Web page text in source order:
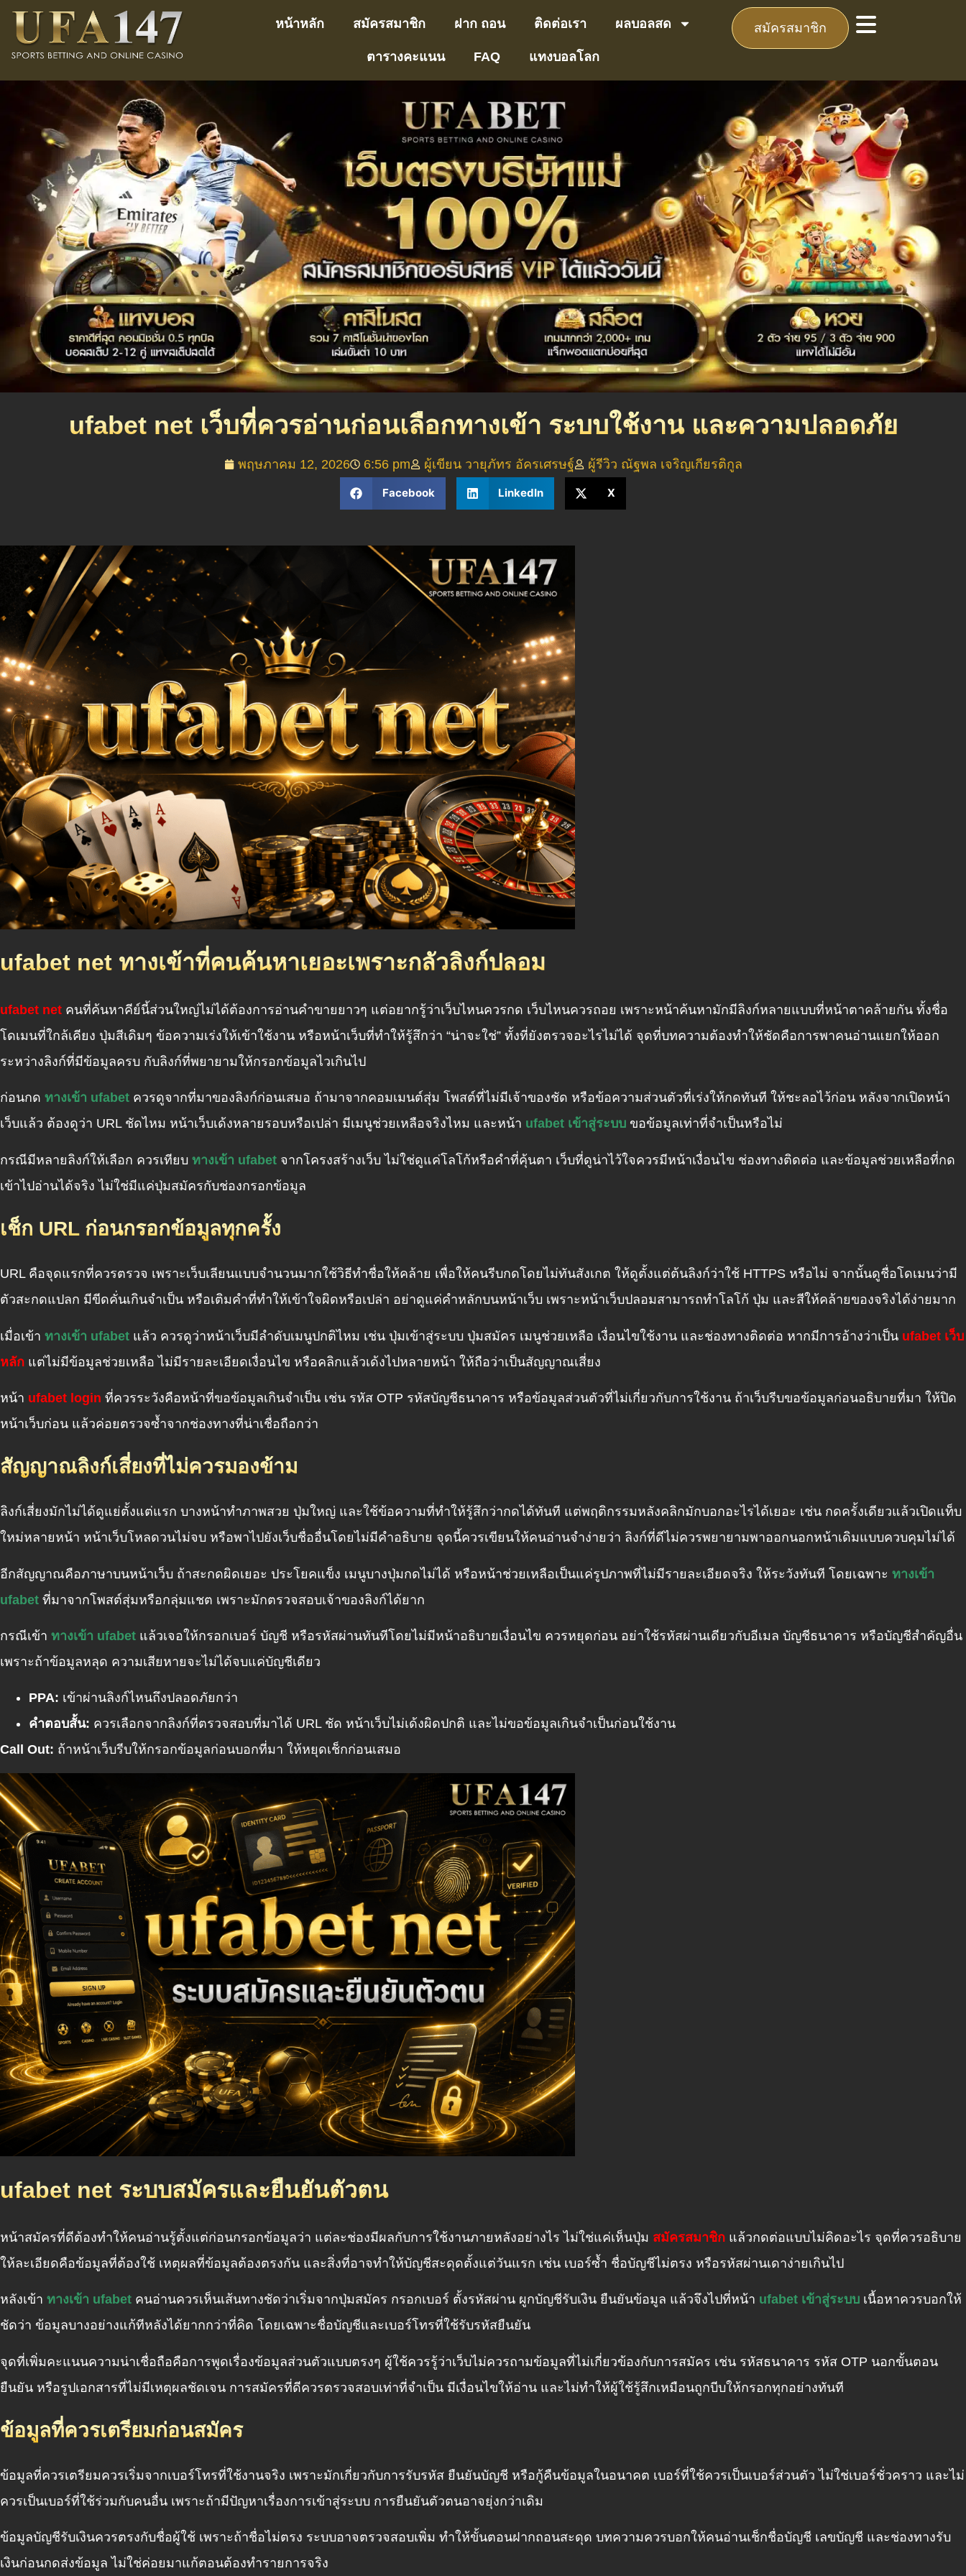
หน้าหลัก สมัครสมาชิก ฝาก ถอน ติดต่อเรา ผลบอลสด
ตารางคะแนน FAQ แทงบอลโลก
สมัครสมาชิก
ufabet net เว็บที่ควรอ่านก่อนเลือกทางเข้า ระบบใช้งาน และความปลอดภัย
พฤษภาคม 12, 2026 6:56 pm ผู้เขียน วายุภัทร อัครเศรษฐ์ ผู้รีวิว ณัฐพล เจริญเกียรติกูล
Facebook LinkedIn X
ufabet net ทางเข้าที่คนค้นหาเยอะเพราะกลัวลิงก์ปลอม
ufabet net คนที่ค้นหาคีย์นี้ส่วนใหญ่ไม่ได้ต้องการอ่านคำขายยาวๆ แต่อยากรู้ว่าเว็บไหนควรกด เว็บไหนควรถอย เพราะหน้าค้นหามักมีลิงก์หลายแบบที่หน้าตาคล้ายกัน ทั้งชื่อ
โดเมนที่ใกล้เคียง ปุ่มสีเดิมๆ ข้อความเร่งให้เข้าใช้งาน หรือหน้าเว็บที่ทำให้รู้สึกว่า “น่าจะใช่” ทั้งที่ยังตรวจอะไรไม่ได้ จุดที่บทความต้องทำให้ชัดคือการพาคนอ่านแยกให้ออก
ระหว่างลิงก์ที่มีข้อมูลครบ กับลิงก์ที่พยายามให้กรอกข้อมูลไวเกินไป
ก่อนกด ทางเข้า ufabet ควรดูจากที่มาของลิงก์ก่อนเสมอ ถ้ามาจากคอมเมนต์สุ่ม โพสต์ที่ไม่มีเจ้าของชัด หรือข้อความส่วนตัวที่เร่งให้กดทันที ให้ชะลอไว้ก่อน หลังจากเปิดหน้า
เว็บแล้ว ต้องดูว่า URL ชัดไหม หน้าเว็บเด้งหลายรอบหรือเปล่า มีเมนูช่วยเหลือจริงไหม และหน้า ufabet เข้าสู่ระบบ ขอข้อมูลเท่าที่จำเป็นหรือไม่
กรณีมีหลายลิงก์ให้เลือก ควรเทียบ ทางเข้า ufabet จากโครงสร้างเว็บ ไม่ใช่ดูแค่โลโก้หรือคำที่คุ้นตา เว็บที่ดูน่าไว้ใจควรมีหน้าเงื่อนไข ช่องทางติดต่อ และข้อมูลช่วยเหลือที่กด
เข้าไปอ่านได้จริง ไม่ใช่มีแค่ปุ่มสมัครกับช่องกรอกข้อมูล
เช็ก URL ก่อนกรอกข้อมูลทุกครั้ง
URL คือจุดแรกที่ควรตรวจ เพราะเว็บเลียนแบบจำนวนมากใช้วิธีทำชื่อให้คล้าย เพื่อให้คนรีบกดโดยไม่ทันสังเกต ให้ดูตั้งแต่ต้นลิงก์ว่าใช้ HTTPS หรือไม่ จากนั้นดูชื่อโดเมนว่ามี
ตัวสะกดแปลก มีขีดคั่นเกินจำเป็น หรือเติมคำที่ทำให้เข้าใจผิดหรือเปล่า อย่าดูแค่คำหลักบนหน้าเว็บ เพราะหน้าเว็บปลอมสามารถทำโลโก้ ปุ่ม และสีให้คล้ายของจริงได้ง่ายมาก
เมื่อเข้า ทางเข้า ufabet แล้ว ควรดูว่าหน้าเว็บมีลำดับเมนูปกติไหม เช่น ปุ่มเข้าสู่ระบบ ปุ่มสมัคร เมนูช่วยเหลือ เงื่อนไขใช้งาน และช่องทางติดต่อ หากมีการอ้างว่าเป็น ufabet เว็บ
หลัก แต่ไม่มีข้อมูลช่วยเหลือ ไม่มีรายละเอียดเงื่อนไข หรือคลิกแล้วเด้งไปหลายหน้า ให้ถือว่าเป็นสัญญาณเสี่ยง
หน้า ufabet login ที่ควรระวังคือหน้าที่ขอข้อมูลเกินจำเป็น เช่น รหัส OTP รหัสบัญชีธนาคาร หรือข้อมูลส่วนตัวที่ไม่เกี่ยวกับการใช้งาน ถ้าเว็บรีบขอข้อมูลก่อนอธิบายที่มา ให้ปิด
หน้าเว็บก่อน แล้วค่อยตรวจซ้ำจากช่องทางที่น่าเชื่อถือกว่า
สัญญาณลิงก์เสี่ยงที่ไม่ควรมองข้าม
ลิงก์เสี่ยงมักไม่ได้ดูแย่ตั้งแต่แรก บางหน้าทำภาพสวย ปุ่มใหญ่ และใช้ข้อความที่ทำให้รู้สึกว่ากดได้ทันที แต่พฤติกรรมหลังคลิกมักบอกอะไรได้เยอะ เช่น กดครั้งเดียวแล้วเปิดแท็บ
ใหม่หลายหน้า หน้าเว็บโหลดวนไม่จบ หรือพาไปยังเว็บชื่ออื่นโดยไม่มีคำอธิบาย จุดนี้ควรเขียนให้คนอ่านจำง่ายว่า ลิงก์ที่ดีไม่ควรพยายามพาออกนอกหน้าเดิมแบบควบคุมไม่ได้
อีกสัญญาณคือภาษาบนหน้าเว็บ ถ้าสะกดผิดเยอะ ประโยคแข็ง เมนูบางปุ่มกดไม่ได้ หรือหน้าช่วยเหลือเป็นแค่รูปภาพที่ไม่มีรายละเอียดจริง ให้ระวังทันที โดยเฉพาะ ทางเข้า
ufabet ที่มาจากโพสต์สุ่มหรือกลุ่มแชต เพราะมักตรวจสอบเจ้าของลิงก์ได้ยาก
กรณีเข้า ทางเข้า ufabet แล้วเจอให้กรอกเบอร์ บัญชี หรือรหัสผ่านทันทีโดยไม่มีหน้าอธิบายเงื่อนไข ควรหยุดก่อน อย่าใช้รหัสผ่านเดียวกับอีเมล บัญชีธนาคาร หรือบัญชีสำคัญอื่น
เพราะถ้าข้อมูลหลุด ความเสียหายจะไม่ได้จบแค่บัญชีเดียว
PPA: เข้าผ่านลิงก์ไหนถึงปลอดภัยกว่า
คำตอบสั้น: ควรเลือกจากลิงก์ที่ตรวจสอบที่มาได้ URL ชัด หน้าเว็บไม่เด้งผิดปกติ และไม่ขอข้อมูลเกินจำเป็นก่อนใช้งาน
Call Out: ถ้าหน้าเว็บรีบให้กรอกข้อมูลก่อนบอกที่มา ให้หยุดเช็กก่อนเสมอ
ufabet net ระบบสมัครและยืนยันตัวตน
หน้าสมัครที่ดีต้องทำให้คนอ่านรู้ตั้งแต่ก่อนกรอกข้อมูลว่า แต่ละช่องมีผลกับการใช้งานภายหลังอย่างไร ไม่ใช่แค่เห็นปุ่ม สมัครสมาชิก แล้วกดต่อแบบไม่คิดอะไร จุดที่ควรอธิบาย
ให้ละเอียดคือข้อมูลที่ต้องใช้ เหตุผลที่ข้อมูลต้องตรงกัน และสิ่งที่อาจทำให้บัญชีสะดุดตั้งแต่วันแรก เช่น เบอร์ซ้ำ ชื่อบัญชีไม่ตรง หรือรหัสผ่านเดาง่ายเกินไป
หลังเข้า ทางเข้า ufabet คนอ่านควรเห็นเส้นทางชัดว่าเริ่มจากปุ่มสมัคร กรอกเบอร์ ตั้งรหัสผ่าน ผูกบัญชีรับเงิน ยืนยันข้อมูล แล้วจึงไปที่หน้า ufabet เข้าสู่ระบบ เนื้อหาควรบอกให้
ชัดว่า ข้อมูลบางอย่างแก้ทีหลังได้ยากกว่าที่คิด โดยเฉพาะชื่อบัญชีและเบอร์โทรที่ใช้รับรหัสยืนยัน
จุดที่เพิ่มคะแนนความน่าเชื่อถือคือการพูดเรื่องข้อมูลส่วนตัวแบบตรงๆ ผู้ใช้ควรรู้ว่าเว็บไม่ควรถามข้อมูลที่ไม่เกี่ยวข้องกับการสมัคร เช่น รหัสธนาคาร รหัส OTP นอกขั้นตอน
ยืนยัน หรือรูปเอกสารที่ไม่มีเหตุผลชัดเจน การสมัครที่ดีควรตรวจสอบเท่าที่จำเป็น มีเงื่อนไขให้อ่าน และไม่ทำให้ผู้ใช้รู้สึกเหมือนถูกบีบให้กรอกทุกอย่างทันที
ข้อมูลที่ควรเตรียมก่อนสมัคร
ข้อมูลที่ควรเตรียมควรเริ่มจากเบอร์โทรที่ใช้งานจริง เพราะมักเกี่ยวกับการรับรหัส ยืนยันบัญชี หรือกู้คืนข้อมูลในอนาคต เบอร์ที่ใช้ควรเป็นเบอร์ส่วนตัว ไม่ใช่เบอร์ชั่วคราว และไม่
ควรเป็นเบอร์ที่ใช้ร่วมกับคนอื่น เพราะถ้ามีปัญหาเรื่องการเข้าสู่ระบบ การยืนยันตัวตนอาจยุ่งกว่าเดิม
ข้อมูลบัญชีรับเงินควรตรงกับชื่อผู้ใช้ เพราะถ้าชื่อไม่ตรง ระบบอาจตรวจสอบเพิ่ม ทำให้ขั้นตอนฝากถอนสะดุด บทความควรบอกให้คนอ่านเช็กชื่อบัญชี เลขบัญชี และช่องทางรับ
เงินก่อนกดส่งข้อมูล ไม่ใช่ค่อยมาแก้ตอนต้องทำรายการจริง